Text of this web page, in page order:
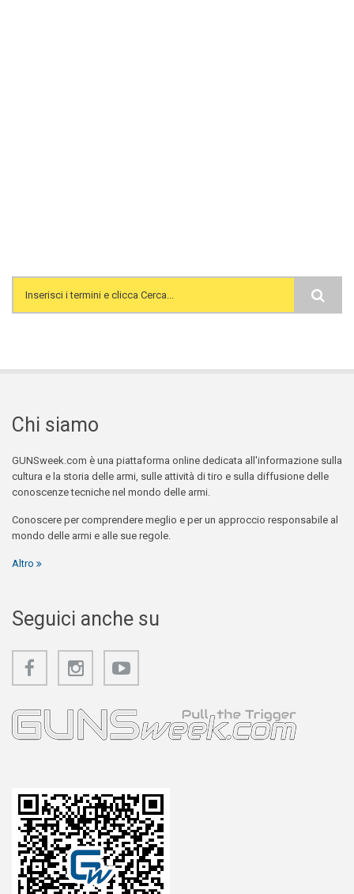
Search form
Chi siamo
GUNSweek.com è una piattaforma online dedicata all'informazione sulla
cultura e la storia delle armi, sulle attività di tiro e sulla diffusione delle
conoscenze tecniche nel mondo delle armi.
Conoscere per comprendere meglio e per un approccio responsabile al
mondo delle armi e alle sue regole.
Altro
Seguici anche su